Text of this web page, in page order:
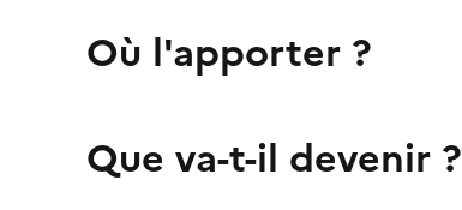
Où l'apporter ?
Que va-t-il devenir ?